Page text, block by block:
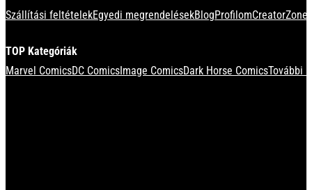
Szállítási feltételekEgyedi megrendelésekBlogProfilom
TOP Kategóriák
Marvel ComicsDC ComicsImage ComicsDark Horse ComicsTovábbi